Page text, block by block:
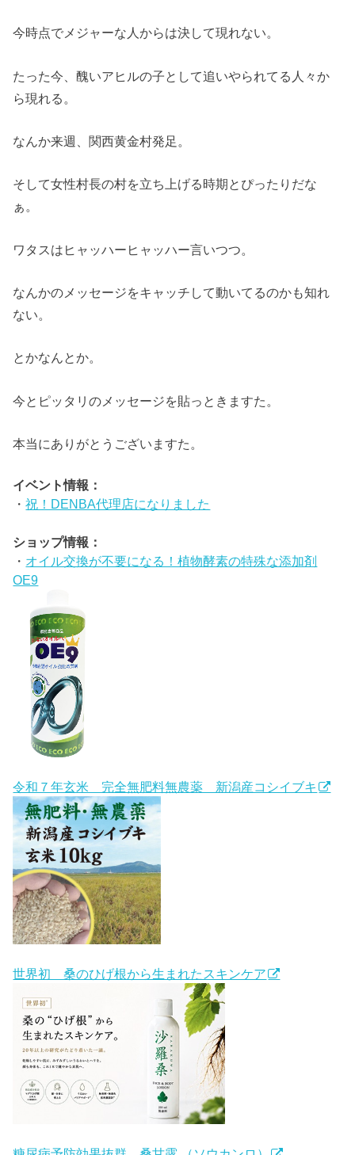
今時点でメジャーな人からは決して現れない。
たった今、醜いアヒルの子として追いやられてる人々か
ら現れる。
なんか来週、関西黄金村発足。
そして女性村長の村を立ち上げる時期とぴったりだな
ぁ。
ワタスはヒャッハーヒャッハー言いつつ。
なんかのメッセージをキャッチして動いてるのかも知れ
ない。
とかなんとか。
今とピッタリのメッセージを貼っときますた。
本当にありがとうございますた。
イベント情報：
・祝！DENBA代理店になりました
ショップ情報：
・ オイル交換が不要になる！植物酵素の特殊な添加剤
OE9
令和７年玄米 完全無肥料無農薬 新潟産コシイブキ
世界初 桑のひげ根から生まれたスキンケア